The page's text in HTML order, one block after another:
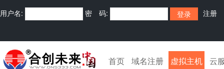
用户名: 密 码: 注册
首页 域名注册 虚拟主机 云